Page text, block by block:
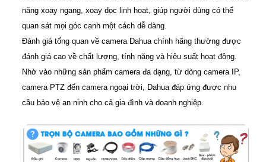
năng xoay ngang, xoay dọc linh hoạt, giúp người dùng có thể
quan sát mọi góc cạnh một cách dễ dàng.
Đánh giá tổng quan về camera Dahua chính hãng thường được
đánh giá cao về chất lượng, tính năng và hiệu suất hoạt động.
Nhờ vào những sản phẩm camera đa dạng, từ dòng camera IP,
camera PTZ đến camera ngoại trời, Dahua đáp ứng được nhu
cầu bảo vệ an ninh cho cả gia đình và doanh nghiệp.